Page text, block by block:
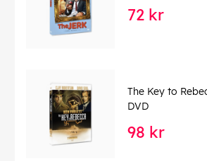
72 kr
The Key to
DVD
98 kr